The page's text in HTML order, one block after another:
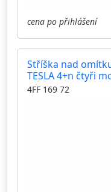
cena po přihlášení
Stříška nad
TESLA 4+n čtyři
4FF 169 72